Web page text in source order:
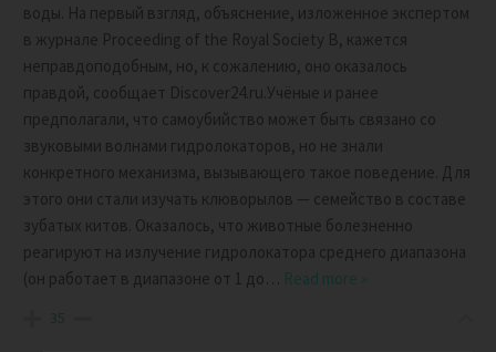
воды. На первый взгляд, объяснение, изложенное экспертом
в журнале Proceeding of the Royal Society B, кажется
неправдоподобным, но, к сожалению, оно оказалось
правдой, сообщает Discover24.ru.Учёные и ранее
предполагали, что самоубийство может быть связано со
звуковыми волнами гидролокаторов, но не знали
конкретного механизма, вызывающего такое поведение. Для
этого они стали изучать клюворылов — семейство в составе
зубатых китов. Оказалось, что животные болезненно
реагируют на излучение гидролокатора среднего диапазона
(он работает в диапазоне от 1 до
Read more »
35